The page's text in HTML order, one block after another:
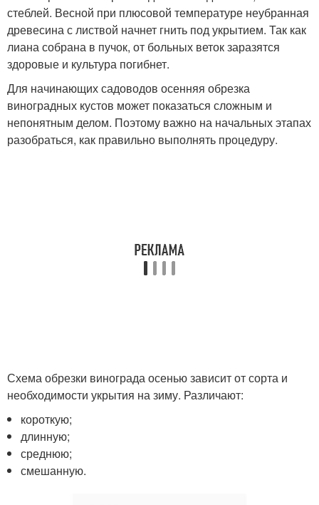
стеблей. Весной при плюсовой температуре неубранная
древесина с листвой начнет гнить под укрытием. Так как
лиана собрана в пучок, от больных веток заразятся
здоровые и культура погибнет.
Для начинающих садоводов осенняя обрезка
виноградных кустов может показаться сложным и
непонятным делом. Поэтому важно на начальных этапах
разобраться, как правильно выполнять процедуру.
Схема обрезки винограда осенью зависит от сорта и
необходимости укрытия на зиму. Различают:
короткую;
длинную;
среднюю;
смешанную.